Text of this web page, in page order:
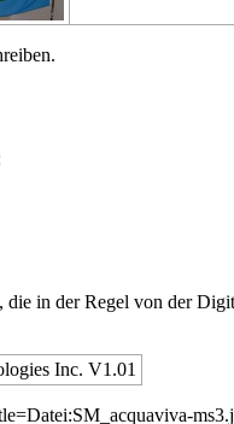
in der Regel von der
Inc. V1.01